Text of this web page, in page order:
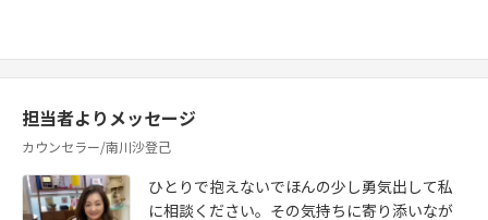
担当者よりメッセージ
カウンセラー/南川沙登己
ひとりで抱えないでほんの少し勇気出して私
に相談ください。その気持ちに寄り添いなが